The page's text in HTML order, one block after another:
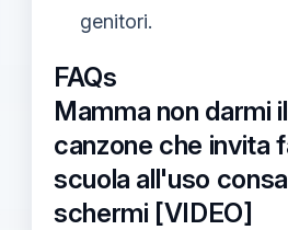
genitori.
FAQs
Mamma non darmi
canzone che invita
scuola all'uso
schermi [VIDEO]